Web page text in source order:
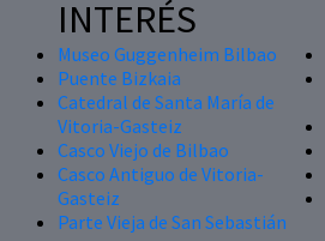
INTERÉS
Museo Guggenheim Bilbao
Puente Bizkaia
Catedral de Santa María de
Vitoria-Gasteiz
Casco Viejo de Bilbao
Casco Antiguo de Vitoria-
Gasteiz
Parte Vieja de San Sebastián